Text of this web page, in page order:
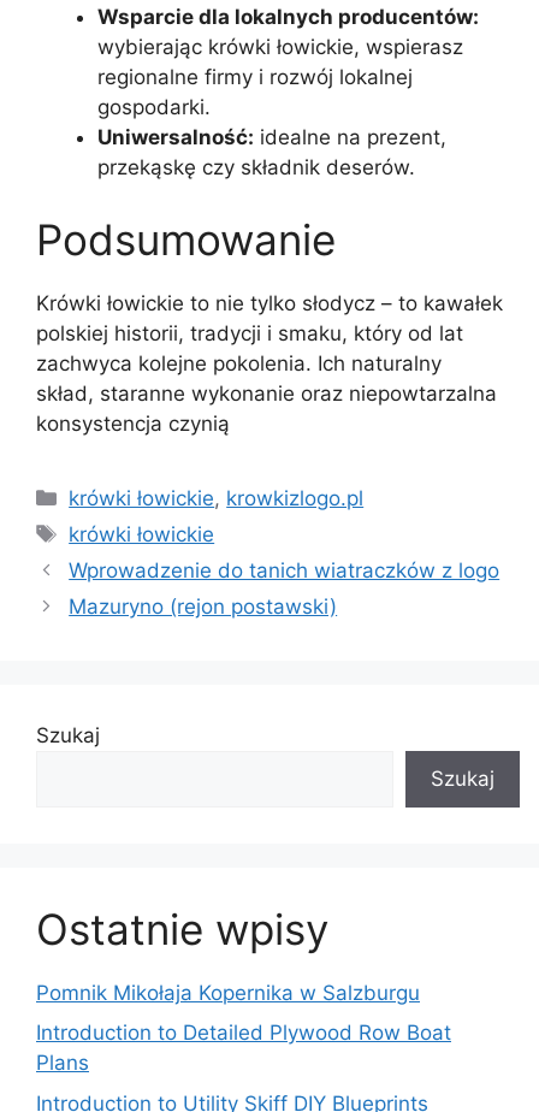
Wsparcie dla lokalnych producentów:
wybierając krówki łowickie, wspierasz
regionalne firmy i rozwój lokalnej
gospodarki.
Uniwersalność: idealne na prezent,
przekąskę czy składnik deserów.
Podsumowanie
Krówki łowickie to nie tylko słodycz – to kawałek
polskiej historii, tradycji i smaku, który od lat
zachwyca kolejne pokolenia. Ich naturalny
skład, staranne wykonanie oraz niepowtarzalna
konsystencja czynią
Kategorie
krówki łowickie, krowkizlogo.pl
Tagi
krówki łowickie
Wprowadzenie do tanich wiatraczków z logo
Mazuryno (rejon postawski)
Szukaj
Szukaj
Ostatnie wpisy
Pomnik Mikołaja Kopernika w Salzburgu
Introduction to Detailed Plywood Row Boat
Plans
Introduction to Utility Skiff DIY Blueprints